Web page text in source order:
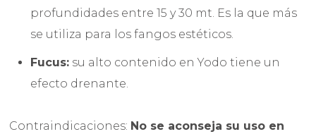
profundidades entre 15 y 30 mt. Es la que más
se utiliza para los fangos estéticos.
Fucus: su alto contenido en Yodo tiene un
efecto drenante.
Contraindicaciones: No se aconseja su uso en